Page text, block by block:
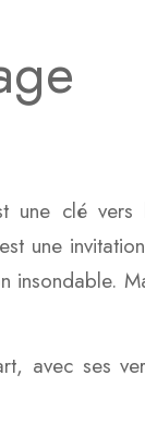
une clé
une
insondable.
avec ses